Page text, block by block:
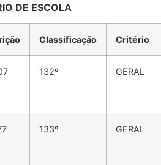
DE ESCOLA
Classificação Critério
132º GERAL
133º GERAL